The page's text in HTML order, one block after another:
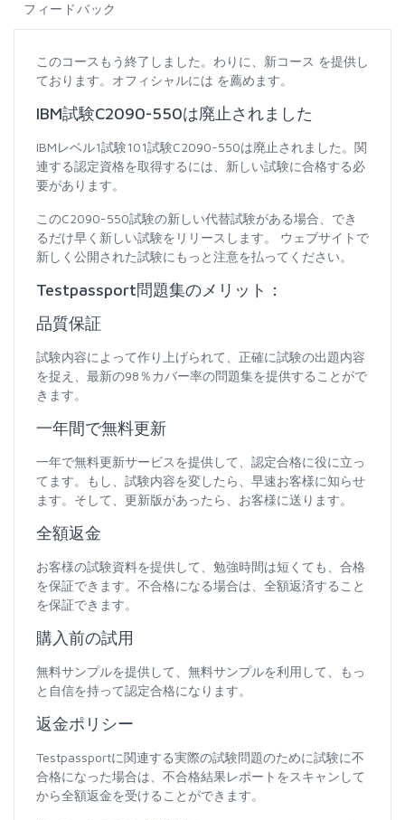
フィードバック
このコースもう終了しました。わりに、新コース を提供し
ております。オフィシャルには を薦めます。
IBM試験C2090-550は廃止されました
IBMレベル1試験101試験C2090-550は廃止されました。関
連する認定資格を取得するには、新しい試験に合格する必
要があります。
このC2090-550試験の新しい代替試験がある場合、でき
るだけ早く新しい試験をリリースします。 ウェブサイトで
新しく公開された試験にもっと注意を払ってください。
Testpassport問題集のメリット：
品質保証
試験内容によって作り上げられて、正確に試験の出題内容
を捉え、最新の98％カバー率の問題集を提供することがで
きます。
一年間で無料更新
一年で無料更新サービスを提供して、認定合格に役に立っ
てます。もし、試験内容を変したら、早速お客様に知らせ
ます。そして、更新版があったら、お客様に送ります。
全額返金
お客様の試験資料を提供して、勉強時間は短くても、合格
を保証できます。不合格になる場合は、全額返済すること
を保証できます。
購入前の試用
無料サンプルを提供して、無料サンプルを利用して、もっ
と自信を持って認定合格になります。
返金ポリシー
Testpassportに関連する実際の試験問題のために試験に不
合格になった場合は、不合格結果レポートをスキャンして
から全額返金を受けることができます。